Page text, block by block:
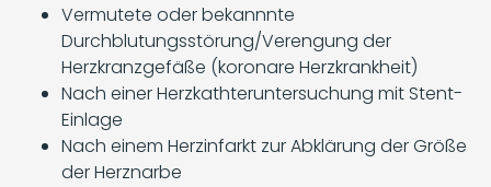
Vermutete oder bekannnte
Durchblutungsstörung/Verengung der
Herzkranzgefäße (koronare Herzkrankheit)
Nach einer Herzkathteruntersuchung mit Stent-
Einlage
Nach einem Herzinfarkt zur Abklärung der Größe
der Herznarbe